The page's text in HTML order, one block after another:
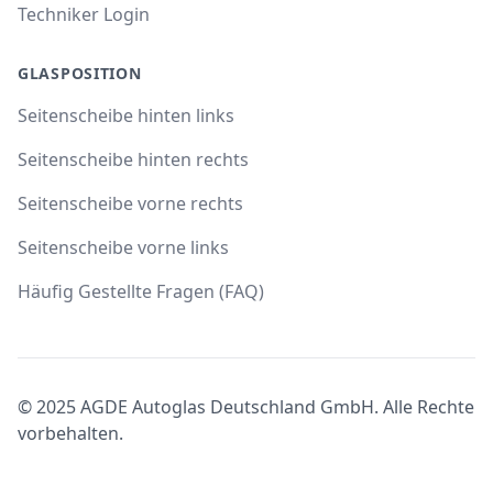
Techniker Login
GLASPOSITION
Seitenscheibe hinten links
Seitenscheibe hinten rechts
Seitenscheibe vorne rechts
Seitenscheibe vorne links
Häufig Gestellte Fragen (FAQ)
© 2025 AGDE Autoglas Deutschland GmbH. Alle Rechte
vorbehalten.